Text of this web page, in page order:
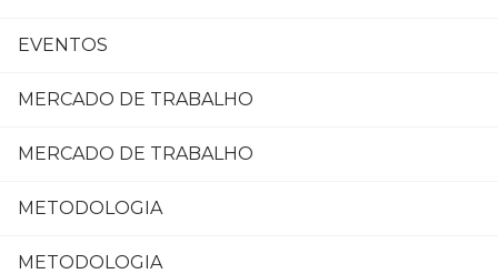
EVENTOS
MERCADO DE TRABALHO
MERCADO DE TRABALHO
METODOLOGIA
METODOLOGIA